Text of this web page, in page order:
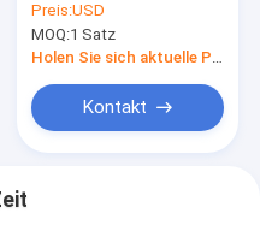
chirurgische der
Kappen-pp. nicht
Preis:USD
MOQ:1 Satz
Holen Sie sich aktuelle Preis
Kontakt